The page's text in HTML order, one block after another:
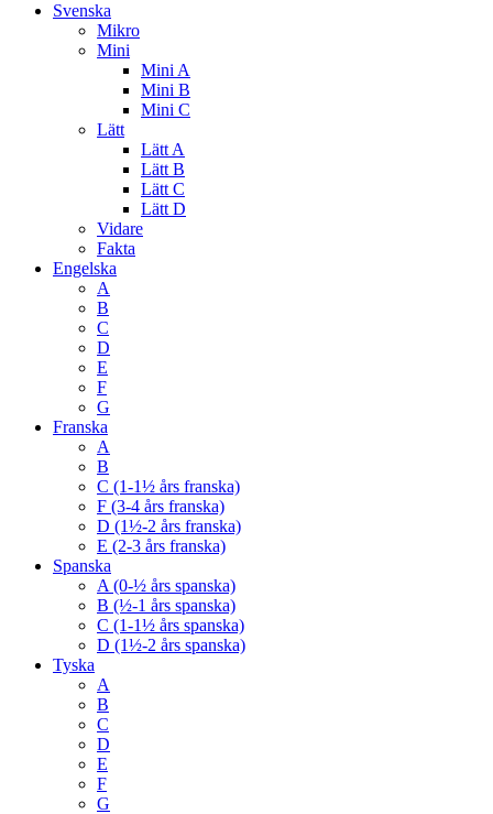
Svenska
Mikro
Mini
Mini A
Mini B
Mini C
Lätt
Lätt A
Lätt B
Lätt C
Lätt D
Vidare
Fakta
Engelska
A
B
C
D
E
F
G
Franska
A
B
C (1-1½ års franska)
F (3-4 års franska)
D (1½-2 års franska)
E (2-3 års franska)
Spanska
A (0-½ års spanska)
B (½-1 års spanska)
C (1-1½ års spanska)
D (1½-2 års spanska)
Tyska
A
B
C
D
E
F
G